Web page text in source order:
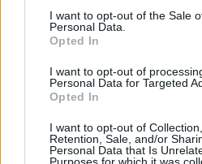
I want to opt-out of the Sale
Personal Data.
Opted In
I want to opt-out of
Personal Data for Targeted
Opted In
I want to opt-out of
Retention, Sale, and/or
Personal Data that Is
Purposes for which it was
Portabilidade UZO
Serviço de Fotocópias
Telefones Públicos
Telegramas
Telemóveis UZO e
Títulos de Transporte -
Validação de